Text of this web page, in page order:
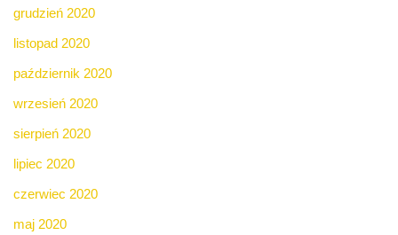
grudzień 2020
listopad 2020
październik 2020
wrzesień 2020
sierpień 2020
lipiec 2020
czerwiec 2020
maj 2020